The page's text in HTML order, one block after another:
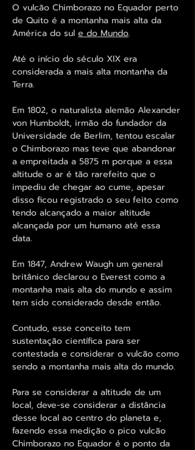
O vulcão Chimborazo no Equador perto
de Quito é a montanha mais alta da
América do sul e do Mundo.
Até o início do século XIX era
considerada a mais alta montanha da
Terra.
Em 1802, o naturalista alemão Alexander
von Humboldt, irmão do fundador da
Universidade de Berlim, tentou escalar
o Chimborazo mas teve que abandonar
a empreitada a 5875 m porque a essa
altitude o ar é tão rarefeito que o
impediu de chegar ao cume, apesar
disso ficou registrado o seu feito como
tendo alcançado a maior altitude
alcançada por um humano até essa
data.
Em 1847, Andrew Waugh um general
britânico declarou o Everest como a
montanha mais alta do mundo e assim
tem sido considerado desde então.
Contudo, esse conceito tem
sustentação científica para ser
contestada e considerar o vulcão como
sendo a montanha mais alta do mundo.
Para se considerar a altitude de um
local, deve-se considerar a distância
desse local ao centro do planeta e,
fazendo essa medição o pico vulcão
Chimborazo no Equador é o ponto da